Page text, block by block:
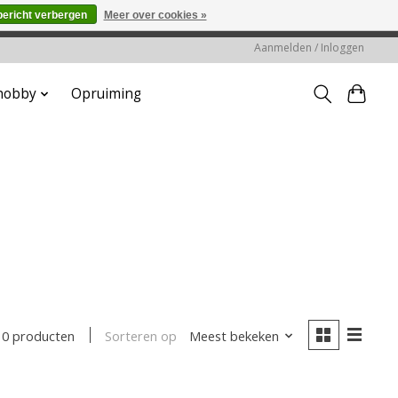
Aanmelden / Inloggen
Opruiming
0 producten Sorteren op Meest bekeken
verbergen Meer over cookies »
gehonoreerd of verwerkt.